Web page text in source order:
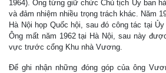
1964). Ông từng giữ chức Chủ tịch Ủy ban
và đảm nhiệm nhiều trọng trách khác. Năm
Hà Nội họp Quốc hội, sau đó công tác tại
Ông mất năm 1962 tại Hà Nội, sau này
vực trước cổng Khu nhà Vương.
Để ghi nhận những đóng góp của ông